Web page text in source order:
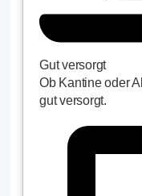
Gut versorgt
Ob Kantine oder
gut versorgt.